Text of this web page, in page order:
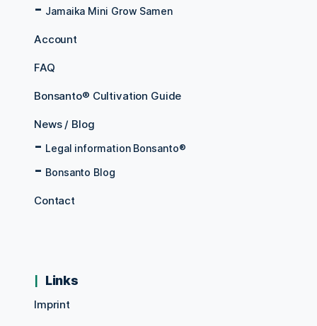
Jamaika Mini Grow Samen
Account
FAQ
Bonsanto® Cultivation Guide
News / Blog
Legal information Bonsanto®
Bonsanto Blog
Contact
Links
Imprint